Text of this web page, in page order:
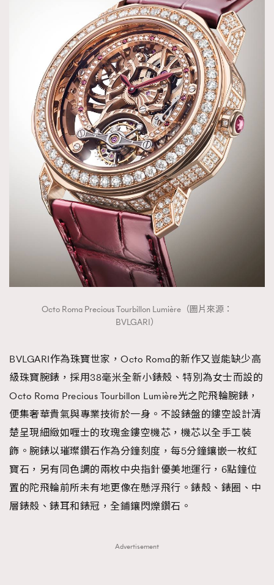
Octo Roma Precious Tourbillon Lumière（圖片來源：
BVLGARI）
BVLGARI作為珠寶世家，Octo Roma的新作又豈能缺少高
級珠寶腕錶，採用38毫米全新小錶殼、特別為女士而設的
Octo Roma Precious Tourbillon Lumière光之陀飛輪腕錶，
便集奢華貴氣與專業技術於一身。不設錶盤的鏤空設計清
楚呈現細緻如喱士的玫瑰金鏤空機芯，機芯以全手工裝
飾。腕錶以璀璨鑽石作為分鐘刻度，每5分鐘鑲嵌一枚紅
寶石，另有同色調的兩枚中央指針優美地運行，6點鐘位
置的陀飛輪前所未有地更像在懸浮飛行。錶殼、錶圈、中
層錶殼、錶耳和錶冠，全鋪鑲閃爍鑽石。
Advertisement